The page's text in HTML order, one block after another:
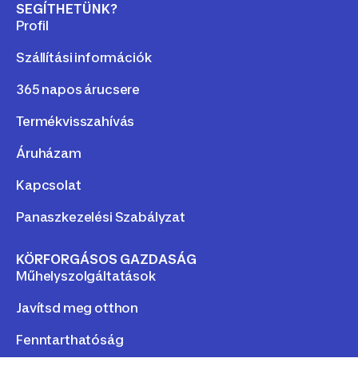
SEGÍTHETÜNK?
Profil
Szállítási információk
365 napos árucsere
Termékvisszahívás
Áruházam
Kapcsolat
Panaszkezelési Szabályzat
KÖRFORGÁSOS GAZDASÁG
Műhelyszolgáltatások
Javítsd meg otthon
Fenntarthatóság